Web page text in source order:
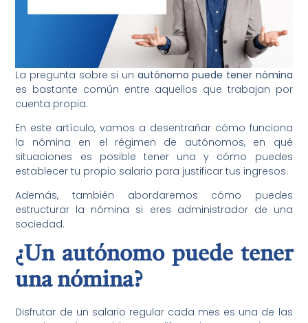
La pregunta sobre si un autónomo puede tener nómina
es bastante común entre aquellos que trabajan por
cuenta propia.
En este artículo, vamos a desentrañar cómo funciona
la nómina en el régimen de autónomos, en qué
situaciones es posible tener una y cómo puedes
establecer tu propio salario para justificar tus ingresos.
Además, también abordaremos cómo puedes
estructurar la nómina si eres administrador de una
sociedad.
¿Un autónomo puede tener
una nómina?
Disfrutar de un salario regular cada mes es una de las